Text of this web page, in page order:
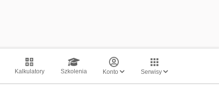
Kalkulatory Szkolenia Konto Serwisy